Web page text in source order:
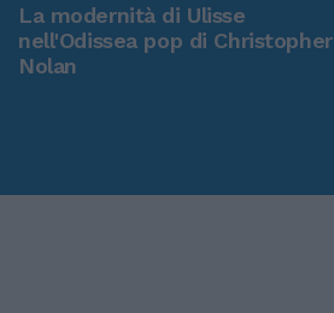
La modernità di Ulisse
nell'Odissea pop di Christopher
Nolan